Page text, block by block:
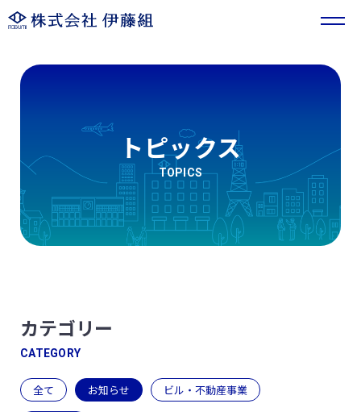
トピックス
TOPICS
カテゴリー
CATEGORY
全て お知らせ ビル・不動産事業